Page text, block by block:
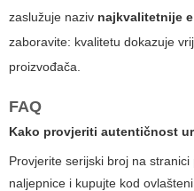
zaslužuje naziv najkvalitetnije
zaboravite: kvalitetu dokazuje
proizvođača.
FAQ
Kako provjeriti autentičnost
Provjerite serijski broj na
naljepnice i kupujte kod